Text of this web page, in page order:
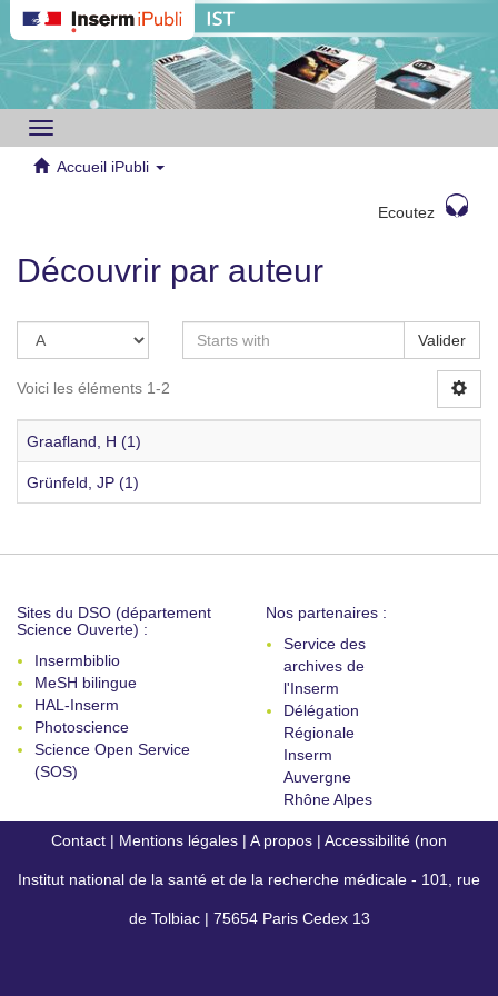
Toggle
navigation
Accueil iPubli
Ecoutez
Découvrir par auteur
Valider
Voici les éléments 1-2
Graafland, H (1)
Grünfeld, JP (1)
Sites du DSO (département
Science Ouverte) :
Insermbiblio
MeSH bilingue
HAL-Inserm
Photoscience
Science Open Service
(SOS)
Nos partenaires :
Service des
archives de
l'Inserm
Délégation
Régionale
Inserm
Auvergne
Rhône Alpes
Contact | Mentions légales | A propos | Accessibilité (non
conforme)
Institut national de la santé et de la recherche médicale - 101, rue
de Tolbiac | 75654 Paris Cedex 13